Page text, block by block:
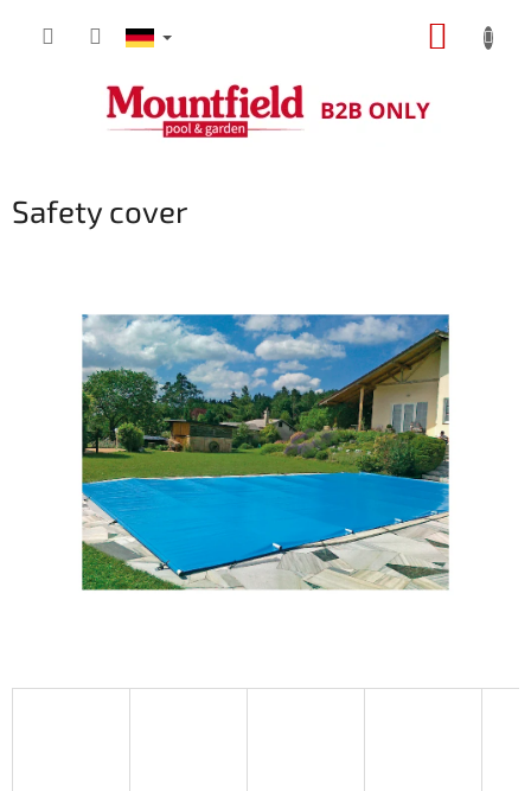
Safety cover